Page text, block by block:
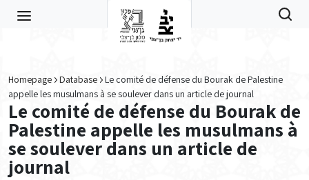
Homepage Database
Le comité de défense du Bourak de Palestine
appelle les musulmans à se soulever dans un article de journal
Le comité de défense du Bourak de
Palestine appelle les musulmans à
se soulever dans un article de
journal